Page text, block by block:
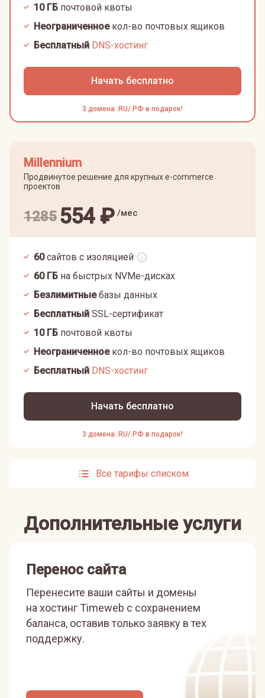
10ГБ почтовой квоты
Неограниченноекол-во почтовых ящиков
Бесплатный DNS-хостинг
Начать бесплатно
3 домена .RU/.РФ в подарок!
Millennium
Продвинутое решение для крупных e-commerce
проектов
1285 554₽ /мес
60 сайтов с изоляцией
60ГБ на быстрых NVMe-дисках
Безлимитныебазы данных
Бесплатный SSL-сертификат
10ГБ почтовой квоты
Неограниченноекол-во почтовых ящиков
Бесплатный DNS-хостинг
Начать бесплатно
3 домена .RU/.РФ в подарок!
Все тарифы списком
Дополнительные услуги
Перенос сайта
Перенесите ваши сайты и домены
на хостинг Timeweb с сохранением
баланса, оставив только заявку в тех
поддержку.